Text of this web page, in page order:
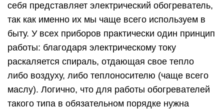
себя представляет электрический обогреватель,
так как именно их мы чаще всего используем в
быту. У всех приборов практически один принцип
работы: благодаря электрическому току
раскаляется спираль, отдающая свое тепло
либо воздуху, либо теплоносителю (чаще всего
маслу). Логично, что для работы обогревателей
такого типа в обязательном порядке нужна